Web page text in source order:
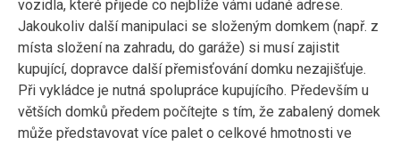
vozidla, které přijede co nejblíže vámi udané adrese.
Jakoukoliv další manipulaci se složeným domkem (např. z
místa složení na zahradu, do garáže) si musí zajistit
kupující, dopravce další přemisťování domku nezajišťuje.
Při vykládce je nutná spolupráce kupujícího. Především u
větších domků předem počítejte s tím, že zabalený domek
může představovat více palet o celkové hmotnosti ve